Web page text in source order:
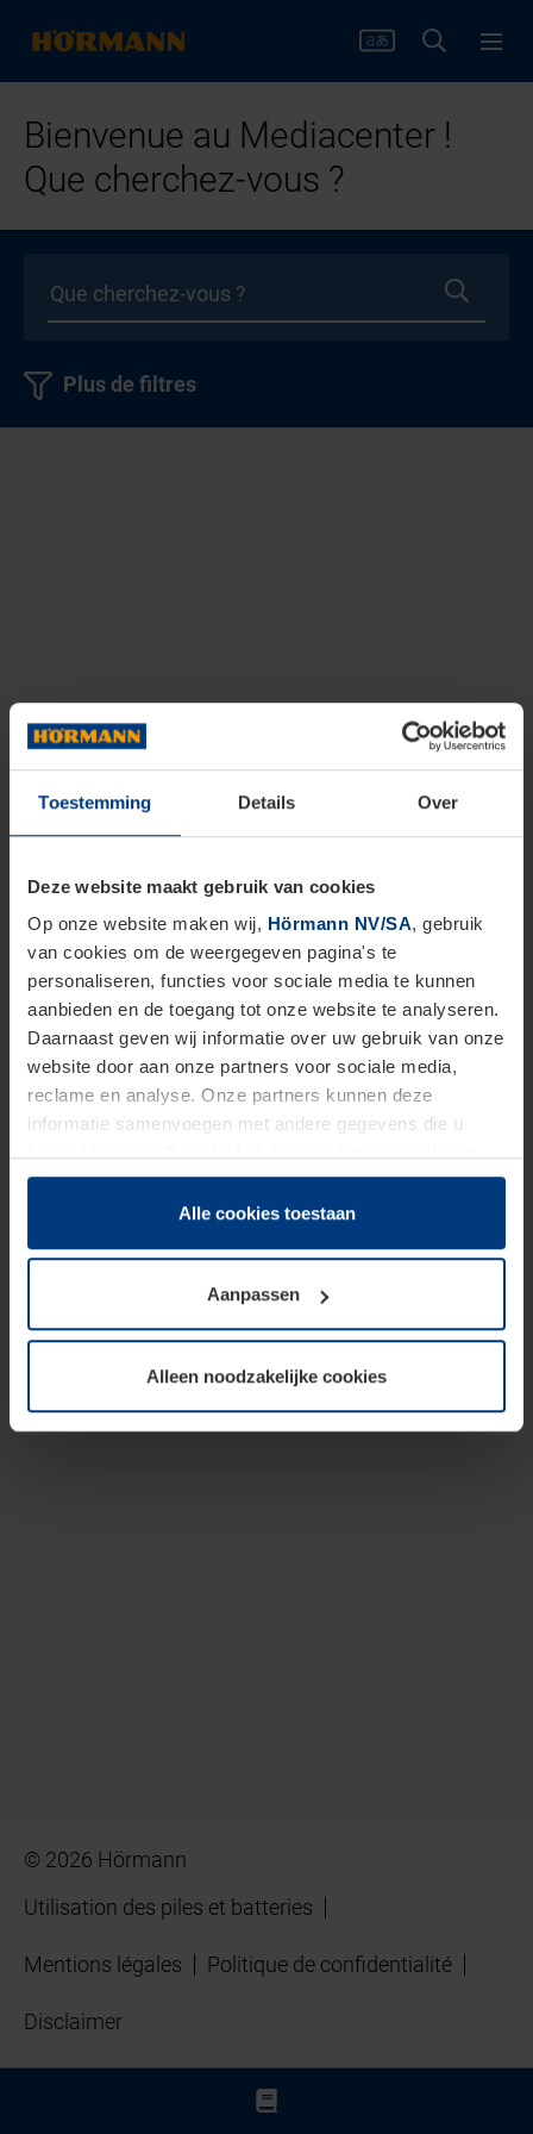
Toestemming Details Over
Deze website maakt gebruik van cookies
Op onze website maken wij, Hörmann NV/SA, gebruik
van cookies om de weergegeven pagina's te
personaliseren, functies voor sociale media te kunnen
aanbieden en de toegang tot onze website te analyseren.
Daarnaast geven wij informatie over uw gebruik van onze
website door aan onze partners voor sociale media,
reclame en analyse. Onze partners kunnen deze
informatie samenvoegen met andere gegevens die u
hun diensten hebben verzameld.
Juridisch hebben wij het recht om cookies op uw
van deze pagina's absoluut vereist is. Voor alle andere
soorten cookies is uw toestemming benodigd. Uw
toestemming kunt u op elk moment bij de uitleg van de
wijzigen of herroepen.
Alle cookies toestaan
Aanpassen
Alleen noodzakelijke cookies
Bienvenue au Mediacenter !
Que cherchez-vous ?
Plus de filtres
© 2026 Hörmann
Utilisation des piles et batteries
Mentions légales Politique de confidentialité
Disclaimer